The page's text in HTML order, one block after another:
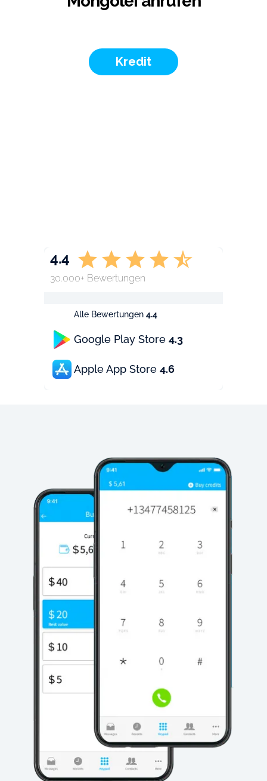
Kredit
Alle Bewertungen 4.4
Google Play Store 4.3
Apple App Store 4.6
4.4
30.000+ Bewertungen